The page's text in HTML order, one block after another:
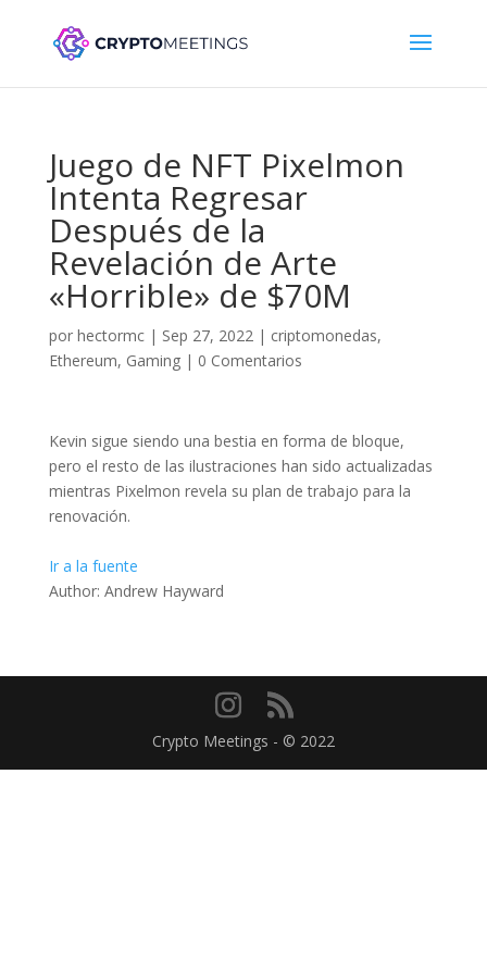
Juego de NFT Pixelmon
Intenta Regresar
Después de la
Revelación de Arte
«Horrible» de $70M
por hectormc| Sep 27, 2022| criptomonedas,
Ethereum, Gaming| 0 Comentarios
Kevin sigue siendo una bestia en forma de bloque,
pero el resto de las ilustraciones han sido actualizadas
mientras Pixelmon revela su plan de trabajo para la
renovación.
Ir a la fuente
Author: Andrew Hayward
Crypto Meetings - © 2022